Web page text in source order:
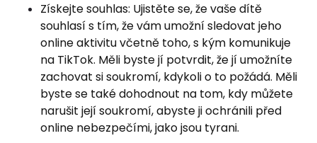
Získejte souhlas: Ujistěte se, že vaše dítě
souhlasí s tím, že vám umožní sledovat jeho
online aktivitu včetně toho, s kým komunikuje
na TikTok. Měli byste jí potvrdit, že jí umožníte
zachovat si soukromí, kdykoli o to požádá. Měli
byste se také dohodnout na tom, kdy můžete
narušit její soukromí, abyste ji ochránili před
online nebezpečími, jako jsou tyrani.